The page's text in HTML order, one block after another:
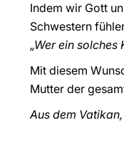
Indem wir Gott
Schwestern
„Wer ein
Mit diesem
Mutter der
Aus dem